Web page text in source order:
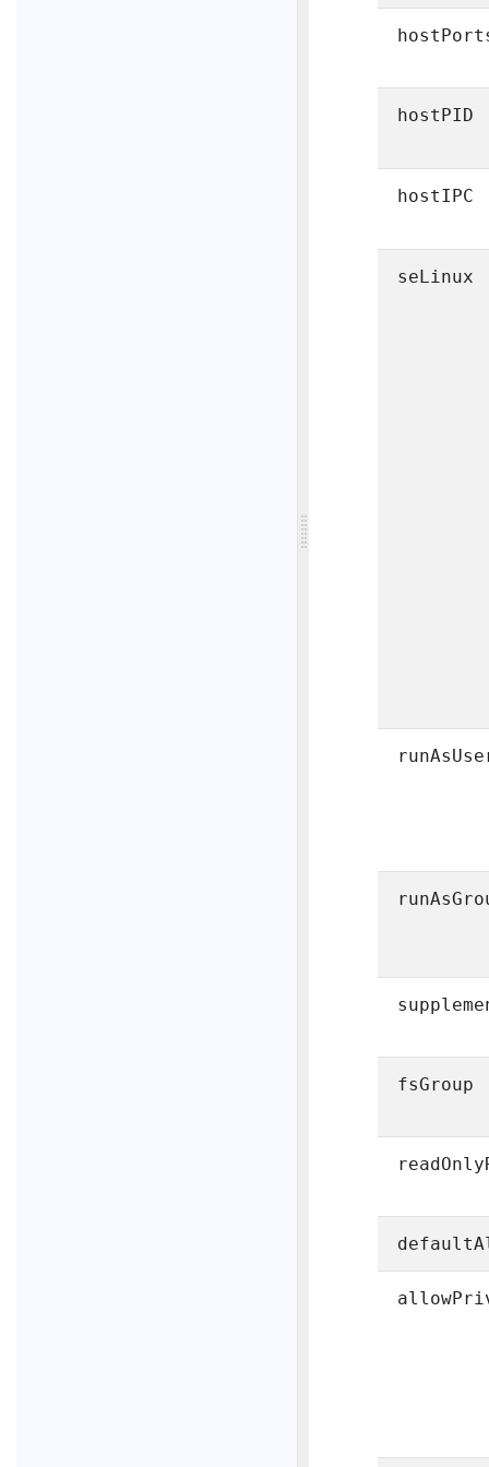
hostPID
hostIPC
seLinux
fsGroup